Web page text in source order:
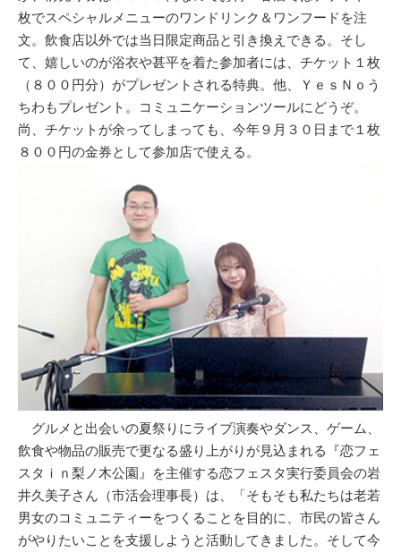
枚でスペシャルメニューのワンドリンク＆ワンフードを注
文。飲食店以外では当日限定商品と引き換えできる。そし
て、嬉しいのが浴衣や甚平を着た参加者には、チケット１枚
（８００円分）がプレゼントされる特典。他、ＹｅｓＮｏう
ちわもプレゼント。コミュニケーションツールにどうぞ。
尚、チケットが余ってしまっても、今年９月３０日まで１枚
８００円の金券として参加店で使える。
グルメと出会いの夏祭りにライブ演奏やダンス、ゲーム、
飲食や物品の販売で更なる盛り上がりが見込まれる『恋フェ
スタｉｎ梨ノ木公園』を主催する恋フェスタ実行委員会の岩
井久美子さん（市活会理事長）は、「そもそも私たちは老若
男女のコミュニティーをつくることを目的に、市民の皆さん
がやりたいことを支援しようと活動してきました。そして今